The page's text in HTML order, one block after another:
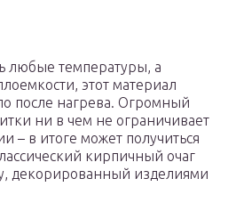
любые температуры, а
этот материал
после нагрева. Огромный
ни в чем не ограничивает
– в итоге может получиться
кирпичный очаг
декорированный изделиями